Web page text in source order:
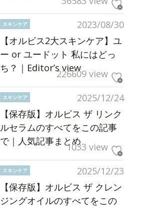
2023/08/30
スキンケア
【オルビス2大スキンケア】ユ
ー or ユードット 私にはどっ
ち？｜Editor’s view226609 view
2025/12/24
スキンケア
【保存版】オルビス ザ リンク
ルセラムのすべてをこの記事
で｜人気記事まとめ1033 view
2025/12/23
スキンケア
【保存版】オルビス ザ クレン
ジングオイルのすべてをこの